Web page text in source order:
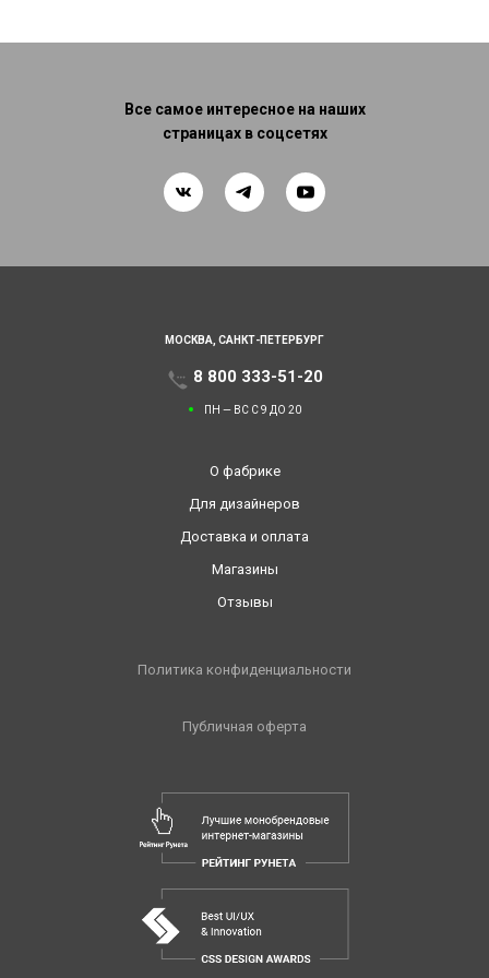
Все самое интересное на наших
страницах в соцсетях
МОСКВА, САНКТ-ПЕТЕРБУРГ
8 800 333-51-20
ПН — ВС С 9 ДО 20
О фабрике
Для дизайнеров
Доставка и оплата
Магазины
Отзывы
Политика конфиденциальности
Публичная оферта